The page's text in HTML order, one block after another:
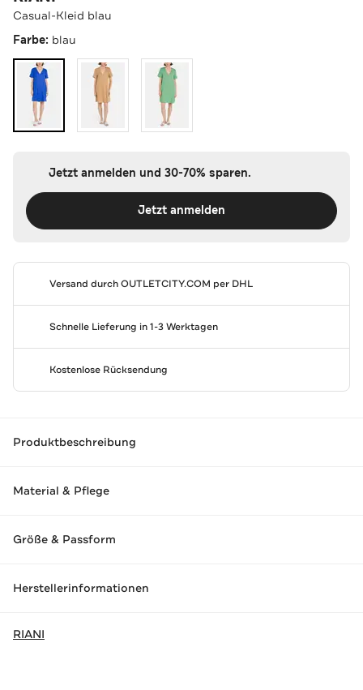
Casual-Kleid blau
Farbe: blau
Jetzt anmelden und 30-70% sparen.
Jetzt anmelden
Versand durchOUTLETCITY.COM per DHL
Schnelle Lieferung in 1-3 Werktagen
Kostenlose Rücksendung
Produktbeschreibung
Material & Pflege
Größe & Passform
Herstellerinformationen
RIANI